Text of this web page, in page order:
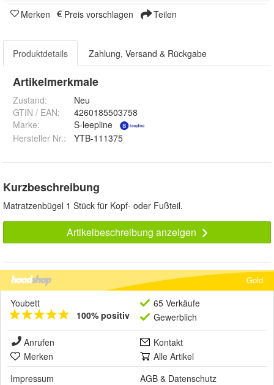
Merken Preis vorschlagen Teilen
Produktdetails Zahlung, Versand & Rückgabe
Artikelmerkmale
Zustand:
Neu
GTIN / EAN:
4260185503758
Marke:
S-leepline
Hersteller Nr.:
YTB-111375
Kurzbeschreibung
Matratzenbügel 1 Stück für Kopf- oder Fußteil.
Artikelbeschreibung anzeigen
Gold
Youbett
100% positiv
65 Verkäufe
Gewerblich
Anrufen
Kontakt
Merken
Alle Artikel
Impressum
AGB & Datenschutz